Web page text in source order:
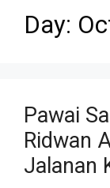
Day:
Pawai
Ridwan
Jalanan